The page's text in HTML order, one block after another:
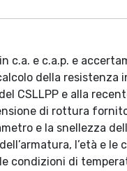
e c.a.p. e
della
CSLLPP e alla
di rottura
e la snellezza
l’età e
condizioni di